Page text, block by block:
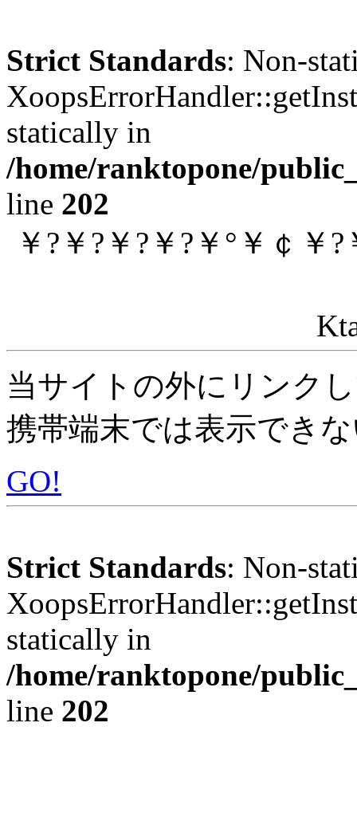
Strict Standards: Non-
statically in
/home/ranktopone/
line 202
￥?￥?￥?￥?￥°￥￠￥?
当サイトの外にリンク
携帯端末では表示でき
GO!
Strict Standards: Non-
statically in
/home/ranktopone/
line 202